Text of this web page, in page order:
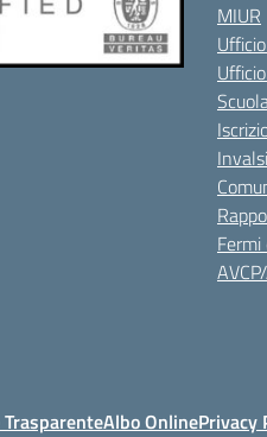
MIUR
Invalsi
Albo OnlinePrivacy